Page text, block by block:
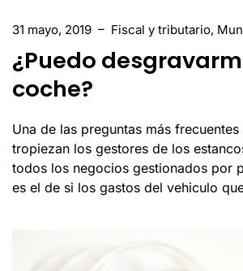
31 mayo, 2019 – Fiscal y tributario,
¿Puedo
coche?
Una de las preguntas más
tropiezan los gestores de los
todos los negocios gestionados por
es el de si los gastos del vehiculo